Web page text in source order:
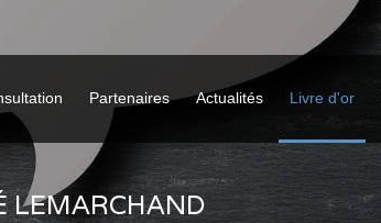
Partenaires Actualités Livre d'or
LEMARCHAND